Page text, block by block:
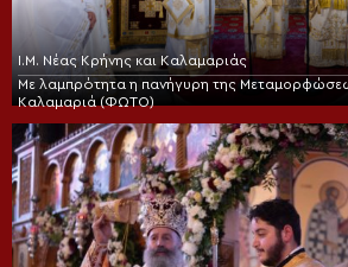
Ι.Μ. Νέας Κρήνης και Καλαμαριάς
Με λαμπρότητα η πανήγυρη της
Καλαμαριά (ΦΩΤΟ)